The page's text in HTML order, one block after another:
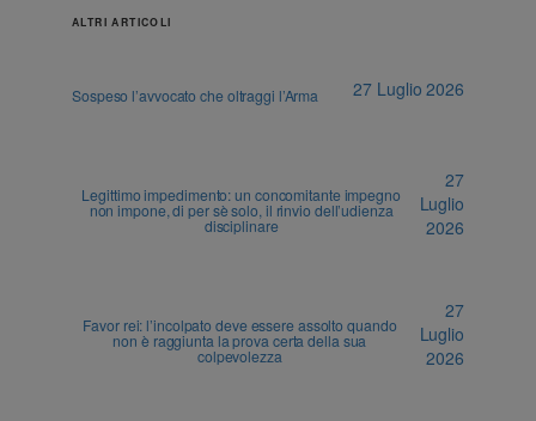
ALTRI ARTICOLI
Sospeso l’avvocato che oltraggi l’Arma 27 Luglio 2026
Legittimo impedimento: un concomitante impegno
non impone, di per sè solo, il rinvio dell’udienza
disciplinare
27
Luglio
2026
Favor rei: l’incolpato deve essere assolto quando
non è raggiunta la prova certa della sua
colpevolezza
27
Luglio
2026